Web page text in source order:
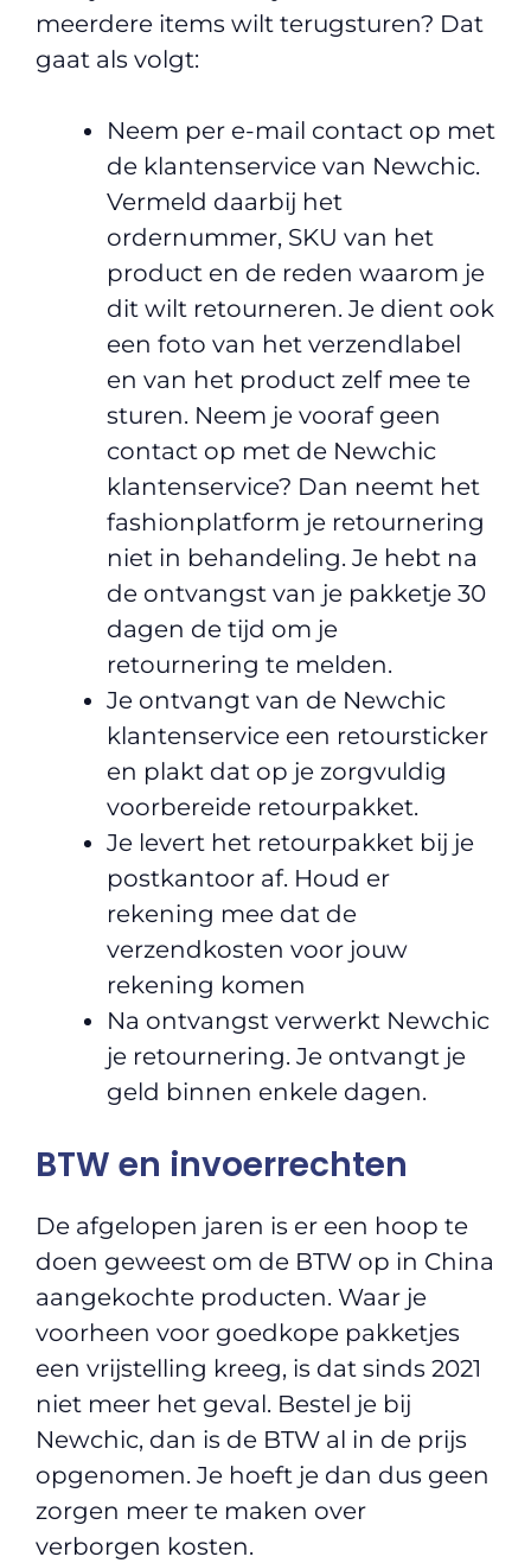
meerdere items wilt terugsturen? Dat
gaat als volgt:
Neem per e-mail contact op met
de klantenservice van Newchic.
Vermeld daarbij het
ordernummer, SKU van het
product en de reden waarom je
dit wilt retourneren. Je dient ook
een foto van het verzendlabel
en van het product zelf mee te
sturen. Neem je vooraf geen
contact op met de Newchic
klantenservice? Dan neemt het
fashionplatform je retournering
niet in behandeling. Je hebt na
de ontvangst van je pakketje 30
dagen de tijd om je
retournering te melden.
Je ontvangt van de Newchic
klantenservice een retoursticker
en plakt dat op je zorgvuldig
voorbereide retourpakket.
Je levert het retourpakket bij je
postkantoor af. Houd er
rekening mee dat de
verzendkosten voor jouw
rekening komen
Na ontvangst verwerkt Newchic
je retournering. Je ontvangt je
geld binnen enkele dagen.
BTW en invoerrechten
De afgelopen jaren is er een hoop te
doen geweest om de BTW op in China
aangekochte producten. Waar je
voorheen voor goedkope pakketjes
een vrijstelling kreeg, is dat sinds 2021
niet meer het geval. Bestel je bij
Newchic, dan is de BTW al in de prijs
opgenomen. Je hoeft je dan dus geen
zorgen meer te maken over
verborgen kosten.